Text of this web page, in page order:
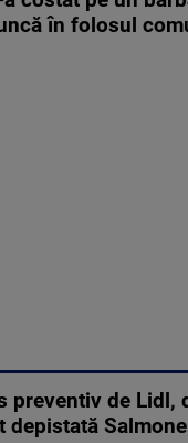
în folosul
preventiv de Lidl,
depistată